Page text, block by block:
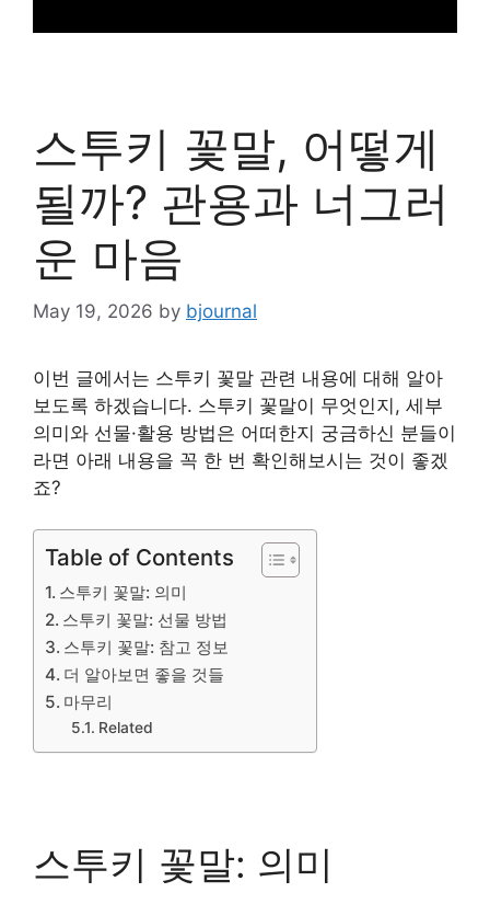
스투키 꽃말, 어떻게
될까? 관용과 너그러
운 마음
May 19, 2026 by bjournal
이번 글에서는 스투키 꽃말 관련 내용에 대해 알아
보도록 하겠습니다. 스투키 꽃말이 무엇인지, 세부
의미와 선물·활용 방법은 어떠한지 궁금하신 분들이
라면 아래 내용을 꼭 한 번 확인해보시는 것이 좋겠
죠?
Table of Contents
스투키 꽃말: 의미
스투키 꽃말: 선물 방법
스투키 꽃말: 참고 정보
더 알아보면 좋을 것들
마무리
Related
스투키 꽃말: 의미